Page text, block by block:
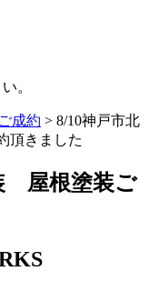
。
ご成約 > 8/10神戸市北
頂きました
屋根塗装ご